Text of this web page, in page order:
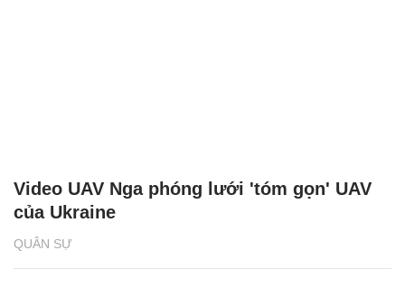
QUÂN SỰ
Video UAV Nga phóng lưới 'tóm gọn' UAV
của Ukraine